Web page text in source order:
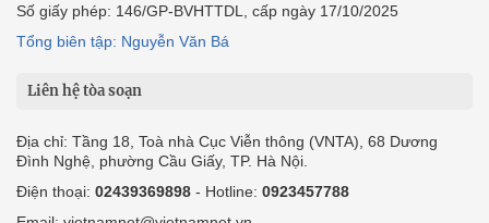
Số giấy phép: 146/GP-BVHTTDL, cấp ngày 17/10/2025
Tổng biên tập: Nguyễn Văn Bá
Liên hệ tòa soạn
Địa chỉ: Tầng 18, Toà nhà Cục Viễn thông (VNTA), 68 Dương
Đình Nghệ, phường Cầu Giấy, TP. Hà Nội.
Điện thoại: 02439369898 - Hotline: 0923457788